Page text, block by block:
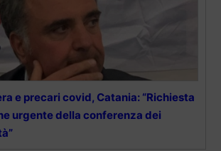
e precari covid, Catania: “Richiesta
urgente della conferenza dei